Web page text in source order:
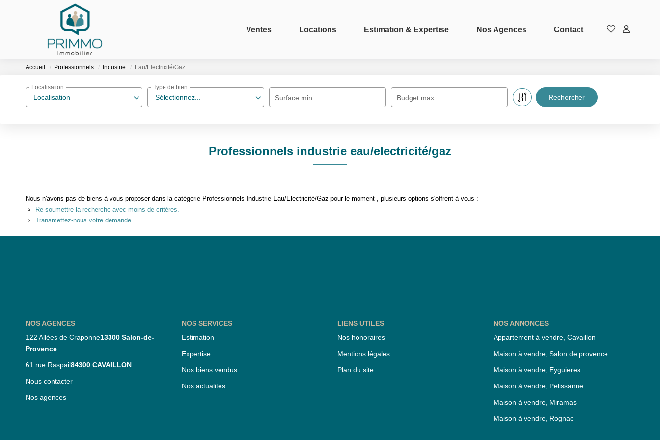
Ventes Locations Estimation & Expertise Nos Agences Contact
Accueil Professionnels Industrie Eau/Electricité/Gaz
Localisation
Localisation
Sélectionnez...
Type de bien
Surface min Budget max
Professionnels industrie eau/electricité/gaz
Nous n'avons pas de biens à vous proposer dans la catégorie Professionnels Industrie Eau/Electricité/Gaz pour le moment , plusieurs options s'offrent à vous :
Re-soumettre la recherche avec moins de critères.
Transmettez-nous votre demande
NOS AGENCES
122 Allées de Craponne13300 Salon-de-
Provence
61 rue Raspail84300 CAVAILLON
Nous contacter
Nos agences
NOS SERVICES
Estimation
Expertise
Nos biens vendus
Nos actualités
LIENS UTILES
Nos honoraires
Mentions légales
Plan du site
NOS ANNONCES
Appartement à vendre, Cavaillon
Maison à vendre, Salon de provence
Maison à vendre, Eyguieres
Maison à vendre, Pelissanne
Maison à vendre, Miramas
Maison à vendre, Rognac